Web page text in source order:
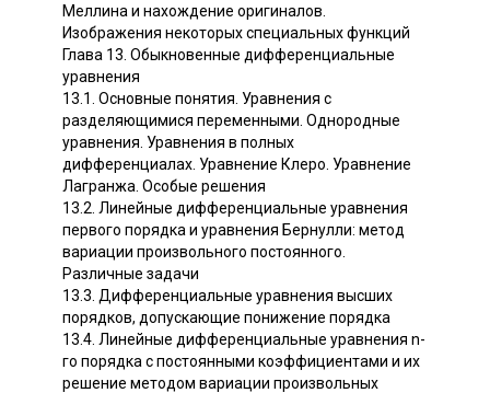
Меллина и нахождение оригиналов.
Изображения некоторых специальных функций
Глава 13. Обыкновенные дифференциальные
уравнения
13.1. Основные понятия. Уравнения с
разделяющимися переменными. Однородные
уравнения. Уравнения в полных
дифференциалах. Уравнение Клеро. Уравнение
Лагранжа. Особые решения
13.2. Линейные дифференциальные уравнения
первого порядка и уравнения Бернулли: метод
вариации произвольного постоянного.
Различные задачи
13.3. Дифференциальные уравнения высших
порядков, допускающие понижение порядка
13.4. Линейные дифференциальные уравнения n-
го порядка с постоянными коэффициентами и их
решение методом вариации произвольных